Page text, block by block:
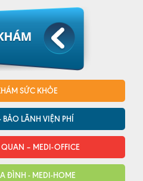
SỨC KHỎE
BẢO LÃNH VIỆN PHÍ
QUAN – MEDI-OFFICE
ĐÌNH - MEDI-HOME